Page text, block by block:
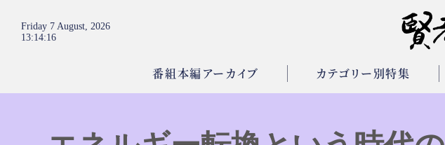
番組本編アーカイブ カテゴリー別特集
Friday 7 August, 2026
13:14:16